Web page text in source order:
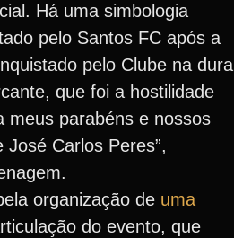
Há uma simbologia
pelo Santos FC após a
pelo Clube na dura
que foi a hostilidade
meus parabéns e nossos
Carlos Peres”,
organização de uma
do evento, que